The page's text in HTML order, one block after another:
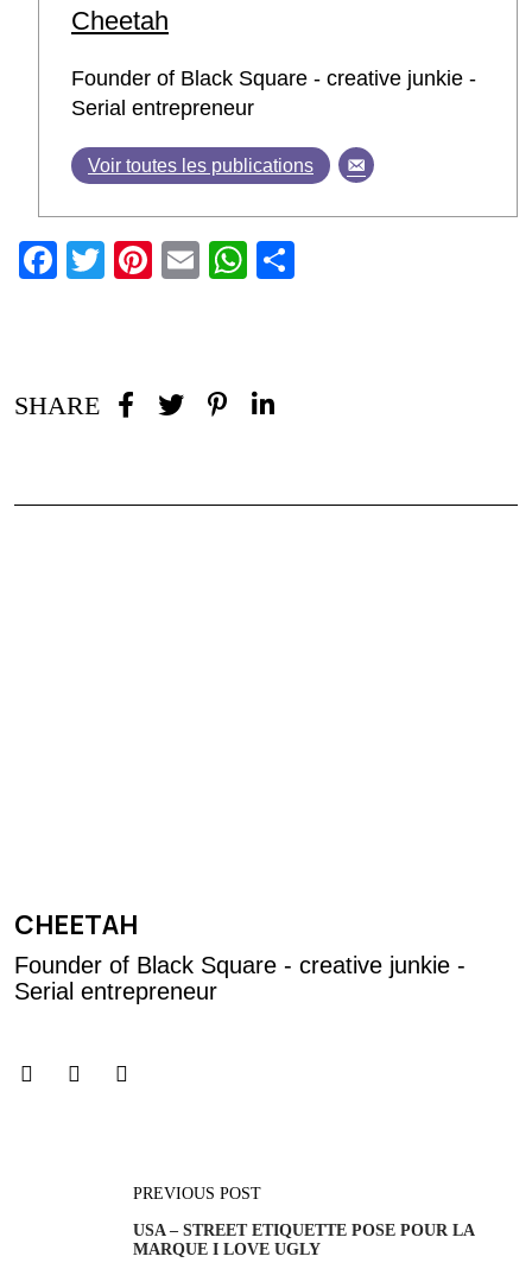
Cheetah
Founder of Black Square - creative junkie -
Serial entrepreneur
Voir toutes les publications
Facebook
Twitter
Pinterest
EmailWhatsApp
SHARE
CHEETAH
Founder of Black Square - creative junkie -
Serial entrepreneur
PREVIOUS POST
USA – STREET ETIQUETTE POSE POUR LA
MARQUE I LOVE UGLY